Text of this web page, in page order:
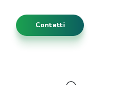
Contatti